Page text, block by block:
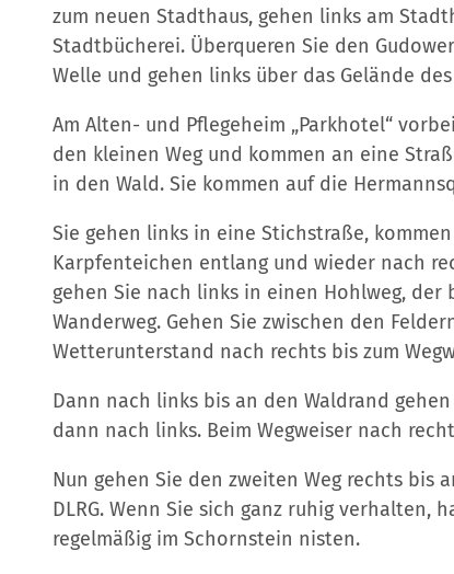
zum neuen Stadthaus, gehen links am
Stadtbücherei. Überqueren Sie den
Welle und gehen links über das Gelände
Am Alten- und Pflegeheim „Parkhotel“
den kleinen Weg und kommen an eine
in den Wald. Sie kommen auf die
Sie gehen links in eine Stichstraße,
Karpfenteichen entlang und wieder nach
gehen Sie nach links in einen Hohlweg,
Wanderweg. Gehen Sie zwischen den
Wetterunterstand nach rechts bis zum
Dann nach links bis an den Waldrand
dann nach links. Beim Wegweiser nach
Nun gehen Sie den zweiten Weg rechts bis
DLRG. Wenn Sie sich ganz ruhig verhalten,
regelmäßig im Schornstein nisten.